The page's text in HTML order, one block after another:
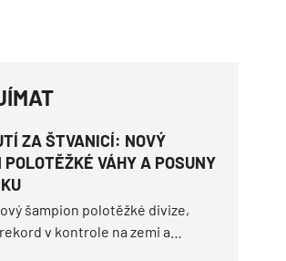
ZA ŠTVANICÍ: NOVÝ
VÁHY A POSUNY
šampion polotěžké divize,
v kontrole na zemi a